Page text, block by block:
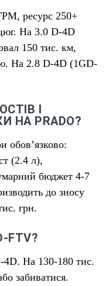
ресурс 250+
На 3.0 D-4D
150 тис. км,
На 2.8 D-4D (1GD-
І
НА PRADO?
обов’язково:
(2.4 л),
бюджет 4-7
до зносу
грн.
FTV?
4D. На 130-180 тис.
забиватися.